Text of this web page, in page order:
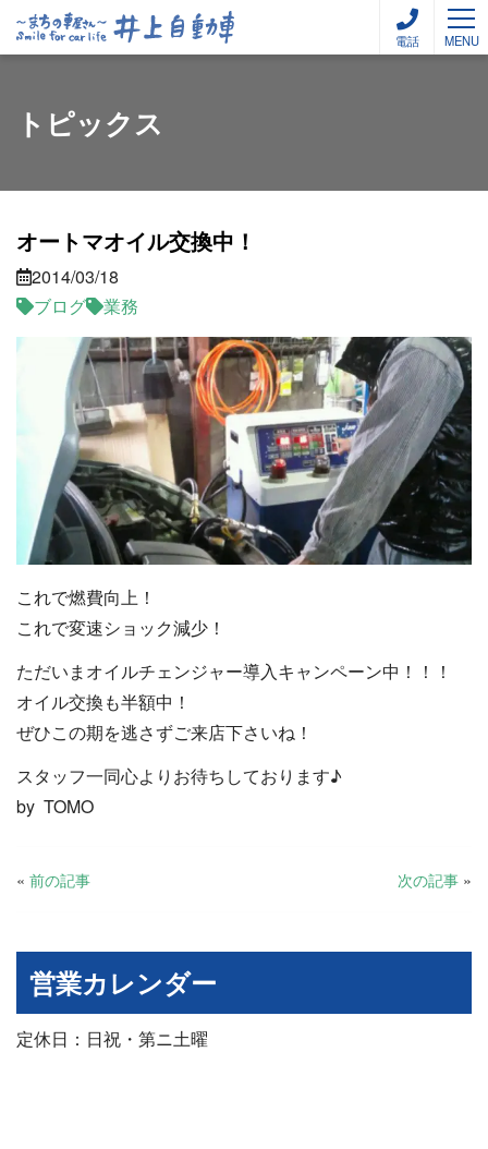
電話 MENU
トピックス
オートマオイル交換中！
2014/03/18
ブログ
業務
これで燃費向上！
これで変速ショック減少！
ただいまオイルチェンジャー導入キャンペーン中！！！
オイル交換も半額中！
ぜひこの期を逃さずご来店下さいね！
スタッフ一同心よりお待ちしております♪
by TOMO
« 前の記事 次の記事 »
営業カレンダー
定休日：日祝・第ニ土曜